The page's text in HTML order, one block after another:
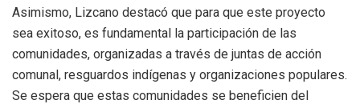
Asimismo, Lizcano destacó que para que este proyecto
sea exitoso, es fundamental la participación de las
comunidades, organizadas a través de juntas de acción
comunal, resguardos indígenas y organizaciones populares.
Se espera que estas comunidades se beneficien del